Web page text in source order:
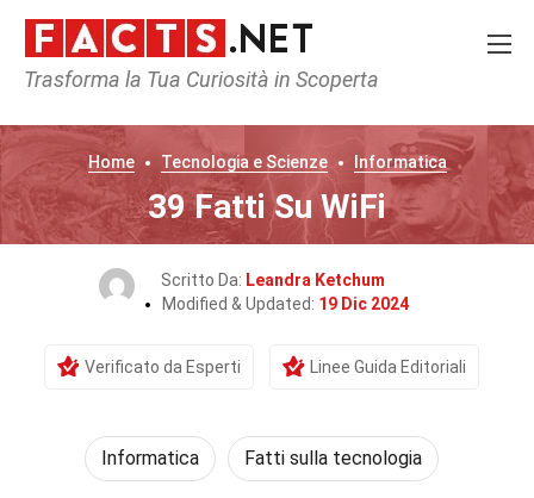
Trasforma la Tua Curiosità in Scoperta
Home Tecnologia e Scienze Informatica
39 Fatti Su WiFi
Scritto Da: Leandra Ketchum
Modified & Updated: 19 Dic 2024
Verificato da Esperti Linee Guida Editoriali
Informatica Fatti sulla tecnologia